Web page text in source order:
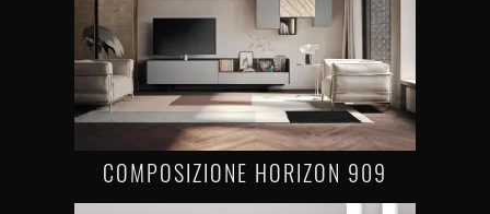
COMPOSIZIONE HORIZON 909